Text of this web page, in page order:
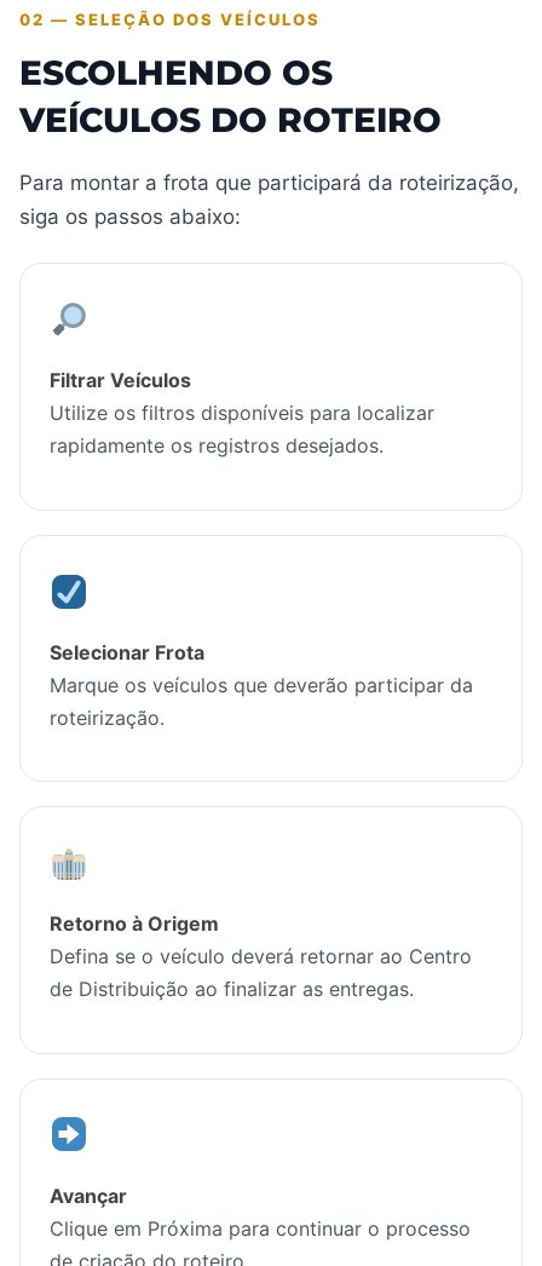
02 — SELEÇÃO DOS VEÍCULOS
ESCOLHENDO OS
VEÍCULOS DO ROTEIRO
Para montar a frota que participará da roteirização,
siga os passos abaixo:
Filtrar Veículos
Utilize os filtros disponíveis para localizar
rapidamente os registros desejados.
Selecionar Frota
Marque os veículos que deverão participar da
roteirização.
Retorno à Origem
Defina se o veículo deverá retornar ao Centro
de Distribuição ao finalizar as entregas.
Avançar
Clique em Próxima para continuar o processo
de criação do roteiro.